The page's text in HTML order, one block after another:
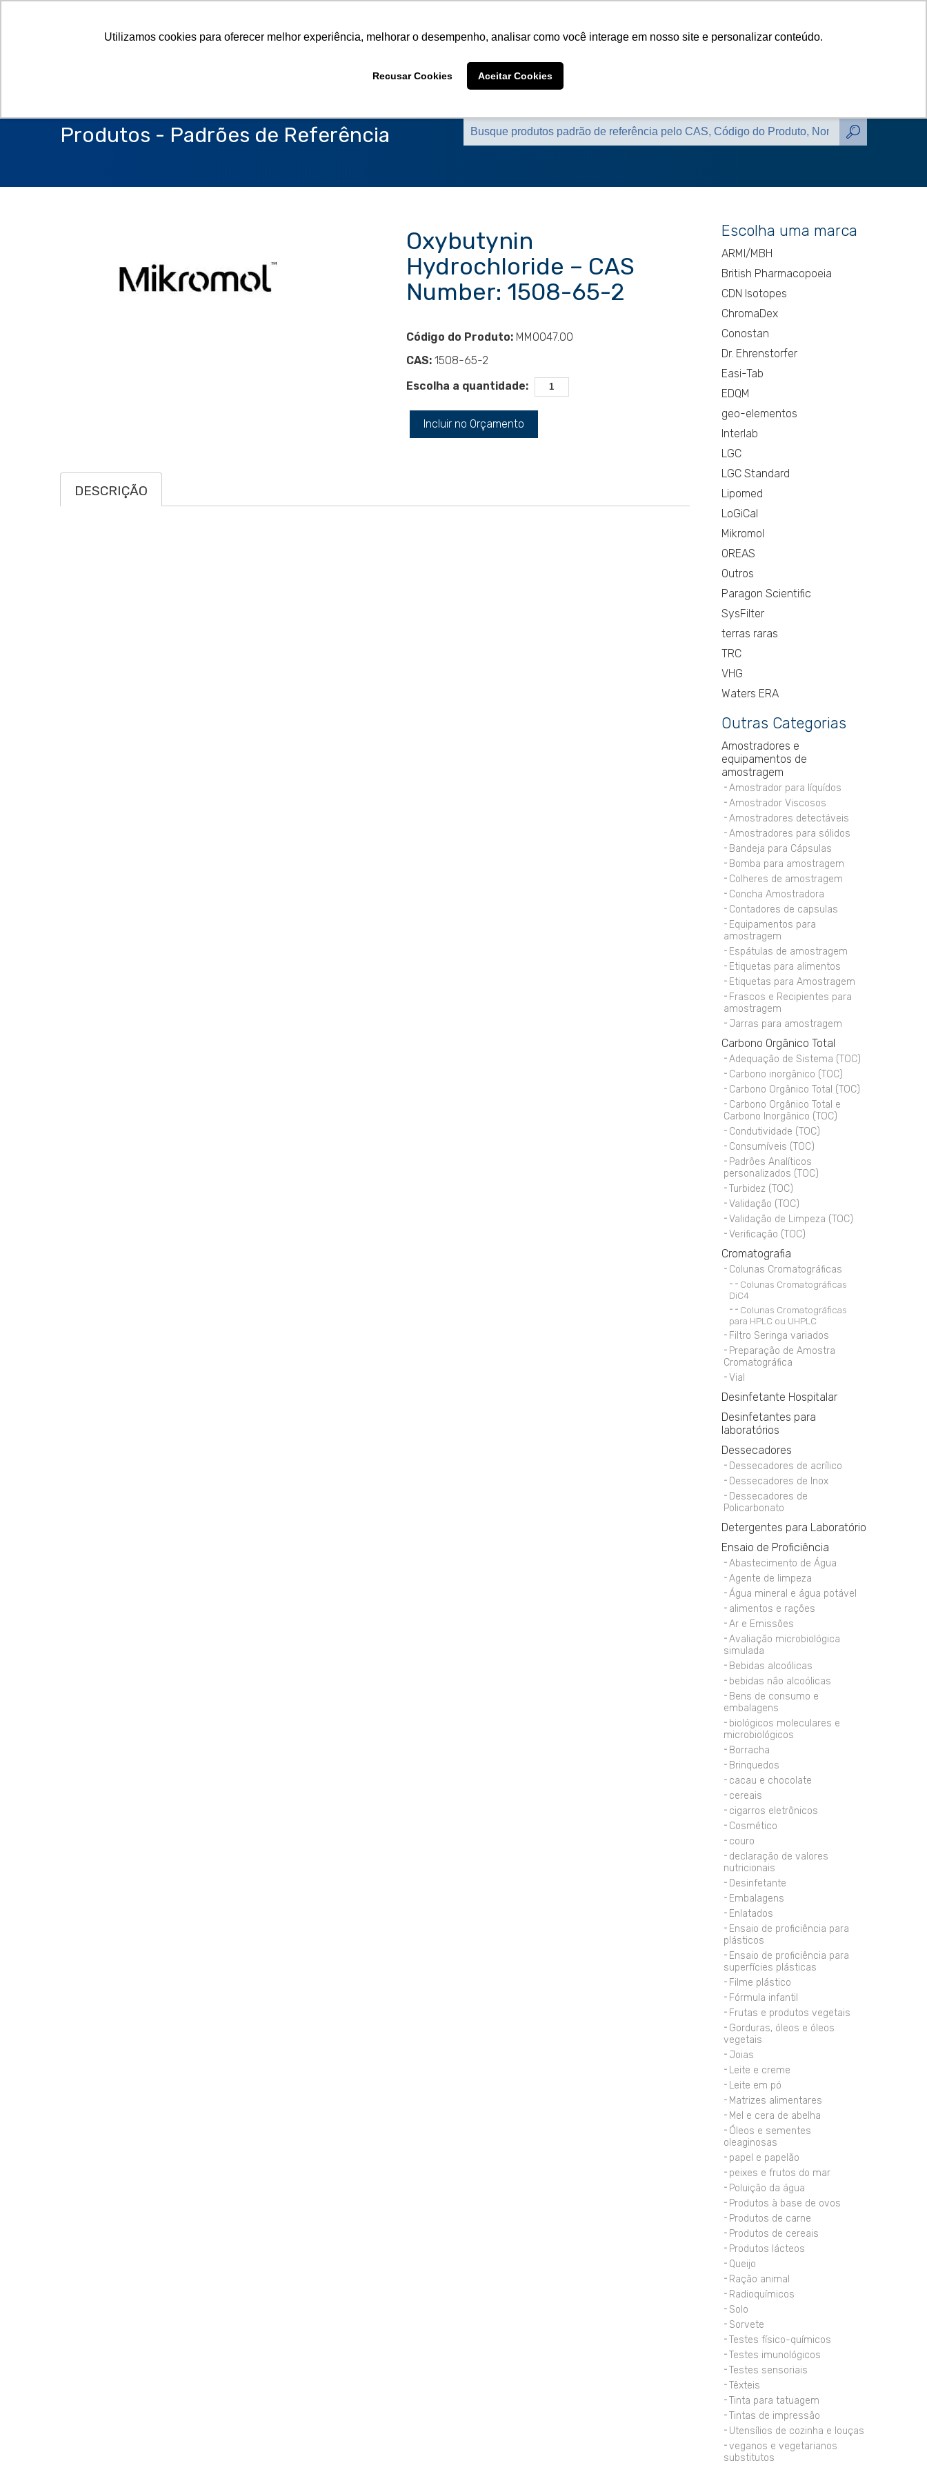
Utilizamos cookies para oferecer melhor experiência, melhorar o desempenho, analisar como você interage em nosso site e personalizar conteúdo.
Recusar Cookies Aceitar Cookies
Sobre a CMS
Produtos Marcas Representadas Catálogos Contato Blog
Produtos - Padrões de Referência
Oxybutynin
Hydrochloride – CAS
Number: 1508-65-2
Código do Produto: MM0047.00
CAS: 1508-65-2
Escolha a quantidade:
Incluir no Orçamento
DESCRIÇÃO
Escolha uma marca
ARMI/MBH
British Pharmacopoeia
CDN Isotopes
ChromaDex
Conostan
Dr. Ehrenstorfer
Easi-Tab
EDQM
geo-elementos
Interlab
LGC
LGC Standard
Lipomed
LoGiCal
Mikromol
OREAS
Outros
Paragon Scientific
SysFilter
terras raras
TRC
VHG
Waters ERA
Outras Categorias
Amostradores e
equipamentos de
amostragem
Amostrador para líquídos
Amostrador Viscosos
Amostradores detectáveis
Amostradores para sólidos
Bandeja para Cápsulas
Bomba para amostragem
Colheres de amostragem
Concha Amostradora
Contadores de capsulas
Equipamentos para
amostragem
Espátulas de amostragem
Etiquetas para alimentos
Etiquetas para Amostragem
Frascos e Recipientes para
amostragem
Jarras para amostragem
Carbono Orgânico Total
Adequação de Sistema (TOC)
Carbono inorgânico (TOC)
Carbono Orgânico Total (TOC)
Carbono Orgânico Total e
Carbono Inorgânico (TOC)
Condutividade (TOC)
Consumíveis (TOC)
Padrões Analíticos
personalizados (TOC)
Turbidez (TOC)
Validação (TOC)
Validação de Limpeza (TOC)
Verificação (TOC)
Cromatografia
Colunas Cromatográficas
Colunas Cromatográficas
DiC4
Colunas Cromatográficas
para HPLC ou UHPLC
Filtro Seringa variados
Preparação de Amostra
Cromatográfica
Vial
Desinfetante Hospitalar
Desinfetantes para
laboratórios
Dessecadores
Dessecadores de acrílico
Dessecadores de Inox
Dessecadores de
Policarbonato
Detergentes para Laboratório
Ensaio de Proficiência
Abastecimento de Água
Agente de limpeza
Água mineral e água potável
alimentos e rações
Ar e Emissões
Avaliação microbiológica
simulada
Bebidas alcoólicas
bebidas não alcoólicas
Bens de consumo e
embalagens
biológicos moleculares e
microbiológicos
Borracha
Brinquedos
cacau e chocolate
cereais
cigarros eletrônicos
Cosmético
couro
declaração de valores
nutricionais
Desinfetante
Embalagens
Enlatados
Ensaio de proficiência para
plásticos
Ensaio de proficiência para
superfícies plásticas
Filme plástico
Fórmula infantil
Frutas e produtos vegetais
Gorduras, óleos e óleos
vegetais
Joias
Leite e creme
Leite em pó
Matrizes alimentares
Mel e cera de abelha
Óleos e sementes
oleaginosas
papel e papelão
peixes e frutos do mar
Poluição da água
Produtos à base de ovos
Produtos de carne
Produtos de cereais
Produtos lácteos
Queijo
Ração animal
Radioquímicos
Solo
Sorvete
Testes físico-químicos
Testes imunológicos
Testes sensoriais
Têxteis
Tinta para tatuagem
Tintas de impressão
Utensílios de cozinha e louças
veganos e vegetarianos
substitutos